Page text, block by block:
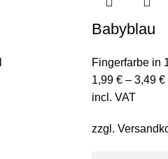
Babyblau
Fingerfarbe in
1,99 € – 3,49 €
incl. VAT
zzgl.